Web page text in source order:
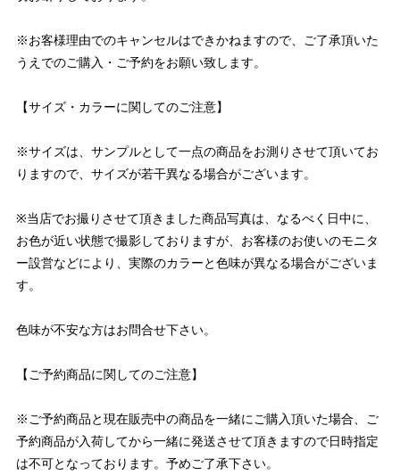
※お客様理由でのキャンセルはできかねますので、ご了承頂いた
うえでのご購入・ご予約をお願い致します。
【サイズ・カラーに関してのご注意】
※サイズは、サンプルとして一点の商品をお測りさせて頂いてお
りますので、サイズが若干異なる場合がございます。
※当店でお撮りさせて頂きました商品写真は、なるべく日中に、
お色が近い状態で撮影しておりますが、お客様のお使いのモニタ
ー設営などにより、実際のカラーと色味が異なる場合がございま
す。
色味が不安な方はお問合せ下さい。
【ご予約商品に関してのご注意】
※ご予約商品と現在販売中の商品を一緒にご購入頂いた場合、ご
予約商品が入荷してから一緒に発送させて頂きますので日時指定
は不可となっております。予めご了承下さい。